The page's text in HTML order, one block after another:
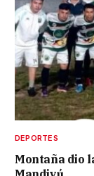
DEPORTES
Montaña dio